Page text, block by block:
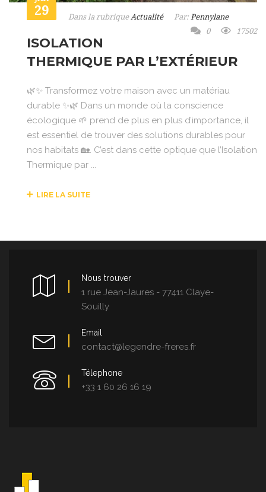
29 Dans la rubriqueActualité Par: Pennylane
0
17502
ISOLATION
THERMIQUE PAR L’EXTÉRIEUR
🌿✨ Transformez votre maison avec un matériau
durable ✨🌿 Dans un monde où la conscience
écologique 🌱 prend de plus en plus d’importance, il
est essentiel de trouver des solutions durables pour
nos habitats 🏡. C’est dans cette optique que l’Isolation
Thermique par ...
LIRE LA SUITE
Nous trouver
1 rue Jean-Jaures - 77411 Claye-
Souilly
Email
contact@legendre-freres.fr
Télephone
+33 1 60 26 16 19